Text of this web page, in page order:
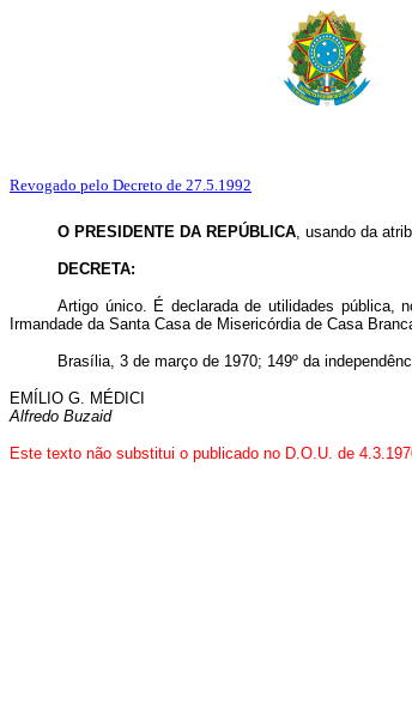
Revogado pelo Decreto de 27.5.1992
O PRESIDENTE DA REPÚBLICA, usando da
DECRETA:
Artigo único. É declarada de utilidades pública,
Irmandade da Santa Casa de Misericórdia de Casa
Brasília, 3 de março de 1970; 149º da
EMÍLIO G. MÉDICI
Alfredo Buzaid
Este texto não substitui o publicado no D.O.U. de